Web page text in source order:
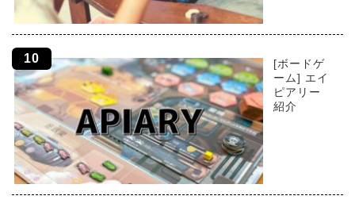
[ボードゲ
ーム] エイ
ピアリー
紹介